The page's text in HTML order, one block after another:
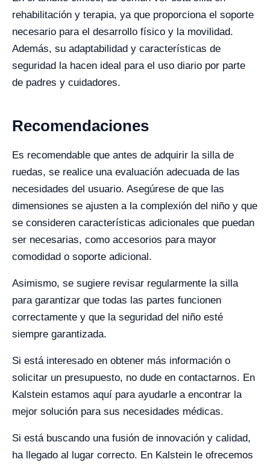
rehabilitación y terapia, ya que proporciona el soporte
necesario para el desarrollo físico y la movilidad.
Además, su adaptabilidad y características de
seguridad la hacen ideal para el uso diario por parte
de padres y cuidadores.
Recomendaciones
Es recomendable que antes de adquirir la silla de
ruedas, se realice una evaluación adecuada de las
necesidades del usuario. Asegúrese de que las
dimensiones se ajusten a la complexión del niño y que
se consideren características adicionales que puedan
ser necesarias, como accesorios para mayor
comodidad o soporte adicional.
Asimismo, se sugiere revisar regularmente la silla
para garantizar que todas las partes funcionen
correctamente y que la seguridad del niño esté
siempre garantizada.
Si está interesado en obtener más información o
solicitar un presupuesto, no dude en contactarnos. En
Kalstein estamos aquí para ayudarle a encontrar la
mejor solución para sus necesidades médicas.
Si está buscando una fusión de innovación y calidad,
ha llegado al lugar correcto. En Kalstein le ofrecemos